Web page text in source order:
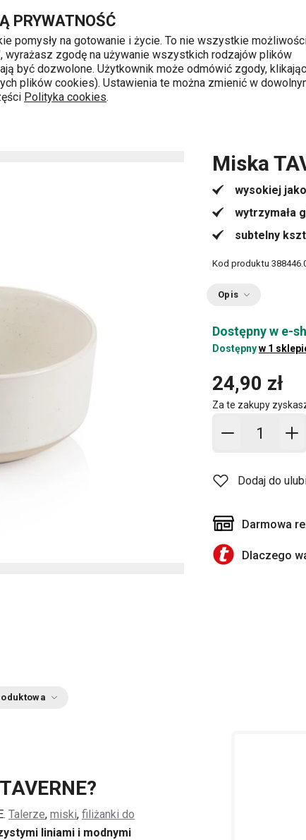
PRYWATNOŚĆ
pomysły na gotowanie i życie. To nie wszystkie
wyrażasz zgodę na używanie wszystkich rodzajów plików
być dozwolone. Użytkownik może odmówić zgody, klikając
plików cookies). Ustawienia te można zmienić w
Polityka cookies.
Przejdź do głównej zawartości
Przejdź do wyszukiwania
Przejdź do nawigacji
Miska
wysokiej
wytrzymała
subtelny
Kod produktu
Opis
Dostępny w e-
Dostępnyw 1
24,90 zł
Za te zakupy
Dodaj do
Dodaj do
Darmowa
Dlaczego
Talerze, miski, filiżanki do
liniami i modnymi